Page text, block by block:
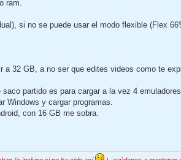
ram.
si no se puede usar el modo flexible (Flex
a 32 GB, a no ser que edites videos como te
partido es para cargar a la vez 4
Windows y cargar programas.
con 16 GB me sobra.